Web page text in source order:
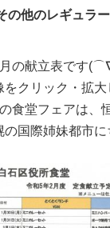
の他のレギュラ
の献立表です
をクリック・拡大
食堂フェアは、
の国際姉妹都市